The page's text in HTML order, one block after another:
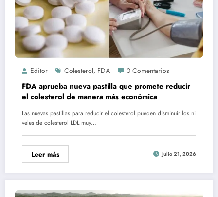
Editor Colesterol, FDA 0 Comentarios
FDA aprueba nueva pastilla que promete reducir
el colesterol de manera más económica
Las nuevas pastillas para reducir el colesterol pueden disminuir los ni
veles de colesterol LDL muy…
Leer más Julio 21, 2026